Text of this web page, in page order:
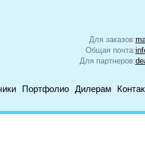
Для заказов:
Общая почта:
Для партнеров:
Портфолио Дилерам